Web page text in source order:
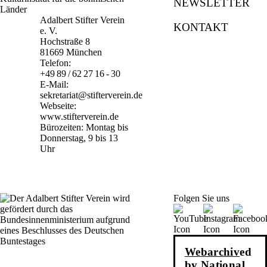
Adalbert Stifter Verein
e. V.
Hochstraße 8
81669 München
Telefon:
+49 89 / 62 27 16 - 30
E-Mail:
sekretariat@stifterverein.de
Webseite:
www.stifterverein.de
Bürozeiten: Montag bis
Donnerstag, 9 bis 13
Uhr
NEWSLETTER
KONTAKT
Folgen Sie uns
Webarchived